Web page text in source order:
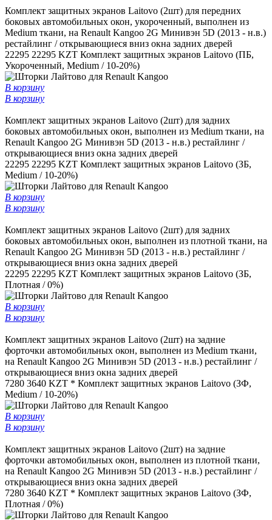
Комплект защитных экранов Laitovo (2шт) для передних
боковых автомобильных окон, укороченный, выполнен из
Medium ткани, на Renault Kangoo 2G Минивэн 5D (2013 - н.в.)
рестайлинг / открывающиеся вниз окна задних дверей
22295 22295 KZT Комплект защитных экранов Laitovo (ПБ,
Укороченный, Medium / 10-20%)
В корзину
В корзину
Комплект защитных экранов Laitovo (2шт) для задних
боковых автомобильных окон, выполнен из Medium ткани, на
Renault Kangoo 2G Минивэн 5D (2013 - н.в.) рестайлинг /
открывающиеся вниз окна задних дверей
22295 22295 KZT Комплект защитных экранов Laitovo (ЗБ,
Medium / 10-20%)
В корзину
В корзину
Комплект защитных экранов Laitovo (2шт) для задних
боковых автомобильных окон, выполнен из плотной ткани, на
Renault Kangoo 2G Минивэн 5D (2013 - н.в.) рестайлинг /
открывающиеся вниз окна задних дверей
22295 22295 KZT Комплект защитных экранов Laitovo (ЗБ,
Плотная / 0%)
В корзину
В корзину
Комплект защитных экранов Laitovo (2шт) на задние
форточки автомобильных окон, выполнен из Medium ткани,
на Renault Kangoo 2G Минивэн 5D (2013 - н.в.) рестайлинг /
открывающиеся вниз окна задних дверей
7280 3640 KZT * Комплект защитных экранов Laitovo (ЗФ,
Medium / 10-20%)
В корзину
В корзину
Комплект защитных экранов Laitovo (2шт) на задние
форточки автомобильных окон, выполнен из плотной ткани,
на Renault Kangoo 2G Минивэн 5D (2013 - н.в.) рестайлинг /
открывающиеся вниз окна задних дверей
7280 3640 KZT * Комплект защитных экранов Laitovo (ЗФ,
Плотная / 0%)